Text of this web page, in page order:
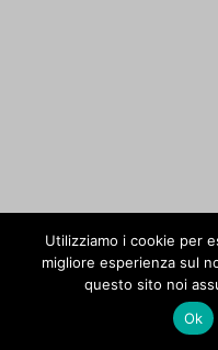
Utilizziamo i cookie per
migliore esperienza sul
questo sito noi
Ok